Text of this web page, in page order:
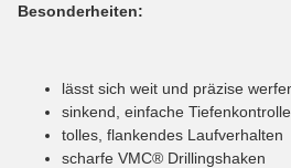
Besonderheiten:
lässt sich weit und präzise
sinkend, einfache Tiefenkontrolle
tolles, flankendes Laufverhalten
scharfe VMC® Drillingshaken